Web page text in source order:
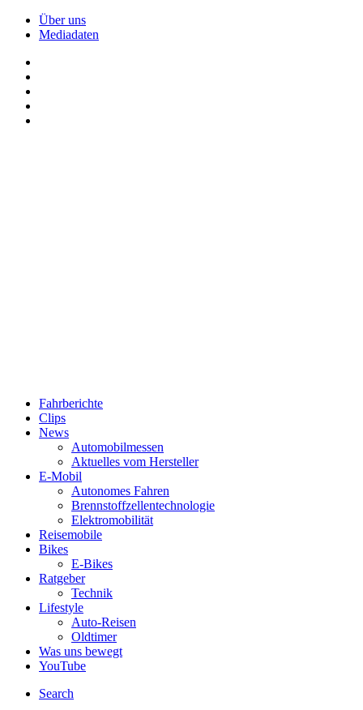
Über uns
Mediadaten
Fahrberichte
Clips
News
Automobilmessen
Aktuelles vom Hersteller
E-Mobil
Autonomes Fahren
Brennstoffzellentechnologie
Elektromobilität
Reisemobile
Bikes
E-Bikes
Ratgeber
Technik
Lifestyle
Auto-Reisen
Oldtimer
Was uns bewegt
YouTube
Search